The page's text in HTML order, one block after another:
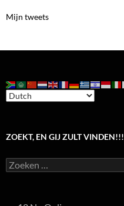
Mijn tweets
ZOEKT, EN GIJ ZULT VINDEN!!!
Zoeken
naar: